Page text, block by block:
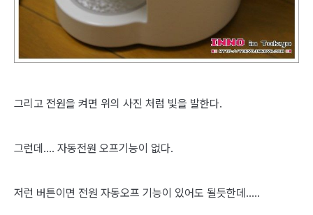
그리고 전원을 켜면 위의 사진 처럼 빛을 발한다.
그런데.... 자동전원 오프기능이 없다.
저런 버튼이면 전원 자동오프 기능이 있어도 될듯한데.....